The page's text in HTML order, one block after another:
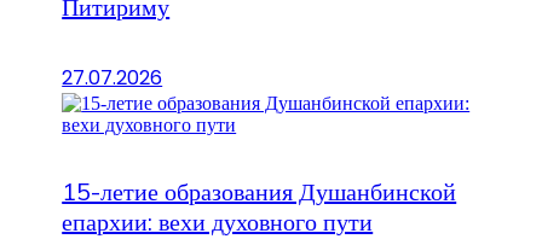
Питириму
27.07.2026
15-летие образования Душанбинской
епархии: вехи духовного пути